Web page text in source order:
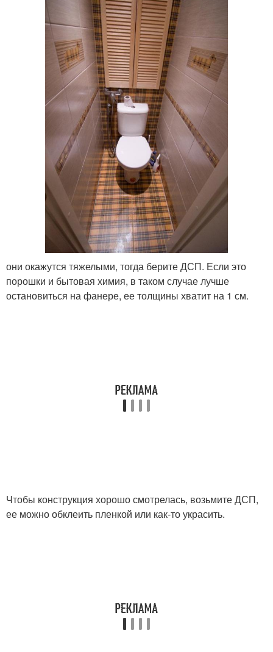
они окажутся тяжелыми, тогда берите ДСП. Если это
порошки и бытовая химия, в таком случае лучше
остановиться на фанере, ее толщины хватит на 1 см.
Чтобы конструкция хорошо смотрелась, возьмите ДСП,
ее можно обклеить пленкой или как-то украсить.